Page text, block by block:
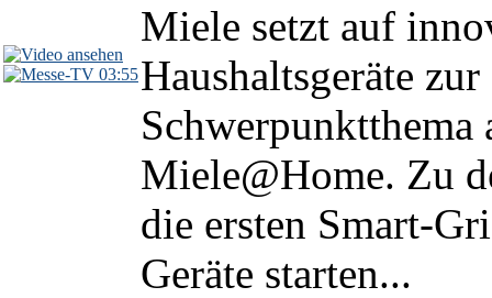
03:55
Miele setzt auf
Haushaltsgeräte
Schwerpunktthema
Miele@Home. Zu
die ersten Smart-
Geräte starten...